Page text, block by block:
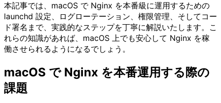
本記事では、macOS で Nginx を本番級に運用するための
launchd 設定、ログローテーション、権限管理、そしてコー
ド署名まで、実践的なステップを丁寧に解説いたします。こ
れらの知識があれば、macOS 上でも安心して Nginx を稼
働させられるようになるでしょう。
macOS で Nginx を本番運用する際の
課題